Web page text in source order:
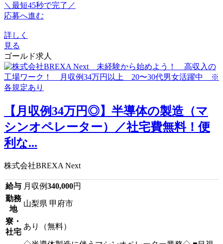
＼最短45秒で完了／
応募へ進む
詳しく
見る
ゴールド求人
【月収例34万円◎】半導体の製造（マ
シンオペレーター）／社宅費無料！便
利な...
株式会社BREXA Next
給与 月収例340,000円
勤務
地
山梨県 甲府市
寮・
社宅
あり（無料）